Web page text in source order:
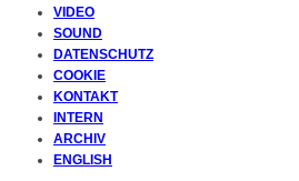
VIDEO
SOUND
DATENSCHUTZ
COOKIE
KONTAKT
INTERN
ARCHIV
ENGLISH